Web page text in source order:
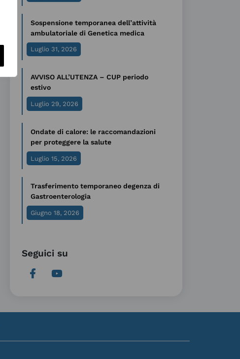
Sospensione temporanea dell’attività
ambulatoriale di Genetica medica
Luglio 31, 2026
AVVISO ALL’UTENZA – CUP periodo
estivo
Luglio 29, 2026
Ondate di calore: le raccomandazioni
per proteggere la salute
Luglio 15, 2026
Trasferimento temporaneo degenza di
Gastroenterologia
Giugno 18, 2026
Seguici su